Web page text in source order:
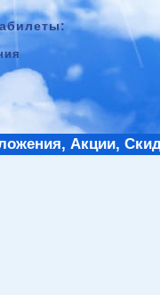
Акции,